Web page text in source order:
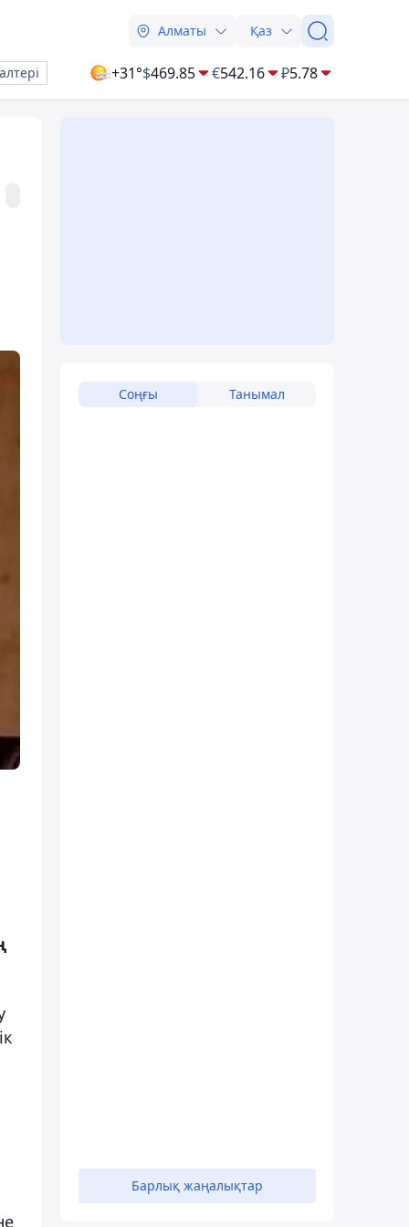
Алматы Қаз
+31°$469.85 €542.16 ₽5.78
Соңғы Танымал
Барлық жаңалықтар